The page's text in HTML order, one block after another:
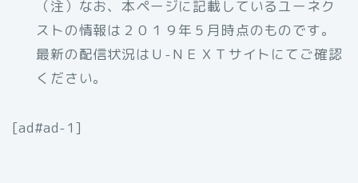
（注）なお、本ページに記載しているユーネク
ストの情報は２０１９年５月時点のものです。
最新の配信状況はＵ-ＮＥＸＴサイトにてご確認
ください。
[ad#ad-1]